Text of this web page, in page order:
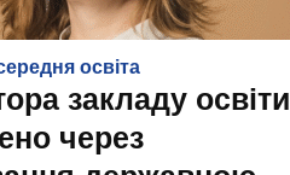
освіта
закладу освіти
через